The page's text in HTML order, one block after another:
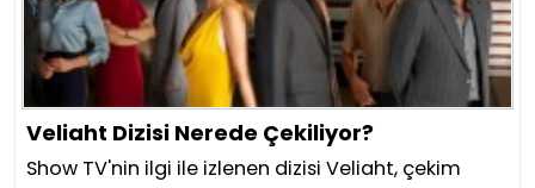
Veliaht Dizisi Nerede Çekiliyor?
Show TV'nin ilgi ile izlenen dizisi Veliaht, çekim